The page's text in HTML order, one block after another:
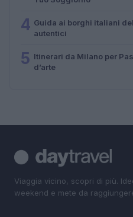
4 Guida ai borghi italiani
autentici
5 Itinerari da Milano per
d’arte
Viaggia vicino, scopri di più.
weekend e mete da